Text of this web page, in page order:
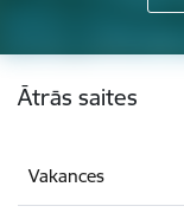
Kājene
Ātrās saites
Vakances